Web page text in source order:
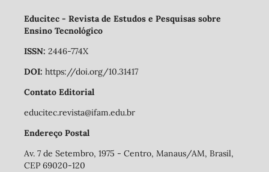
Educitec - Revista de Estudos e Pesquisas sobre
Ensino Tecnológico
ISSN: 2446-774X
DOI: https://doi.org/10.31417
Contato Editorial
educitec.revista@ifam.edu.br
Endereço Postal
Av. 7 de Setembro, 1975 - Centro, Manaus/AM, Brasil,
CEP 69020-120